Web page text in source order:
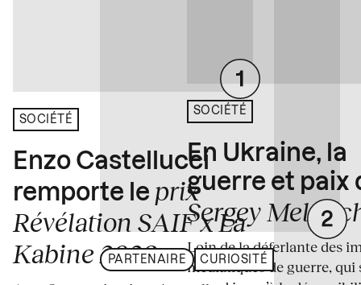
SOCIÉTÉ
Enzo Castellucci
remporte le prix
Révélation SAIF x La
Kabine 2026
PARTENAIRE CURIOSITÉ
SOCIÉTÉ
En Ukraine, la
guerre et paix
Sergey
Loin de la déferlante des
médiatiques de guerre, qui